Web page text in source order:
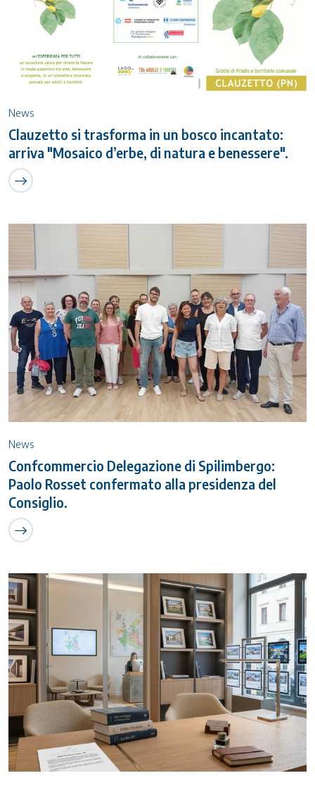
News
Clauzetto si trasforma in un bosco incantato:
arriva "Mosaico d’erbe, di natura e benessere".
News
Confcommercio Delegazione di Spilimbergo:
Paolo Rosset confermato alla presidenza del
Consiglio.